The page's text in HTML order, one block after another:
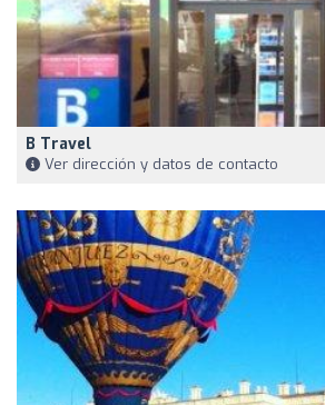
B Travel
Ver dirección y datos de contacto